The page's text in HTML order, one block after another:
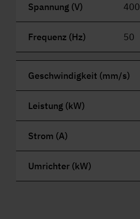
Spannung (V) 400
Frequenz (Hz) 50
Geschwindigkeit (mm/s)
Leistung (kW)
Strom (A)
Umrichter (kW)